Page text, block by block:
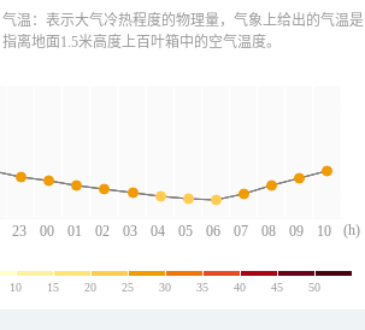
23 00 01 02 03 04 05 06 07 08 09 10
(h)
气温：表示大气冷热程度的物理量，气象上给出的气温是
指离地面1.5米高度上百叶箱中的空气温度。
10 15 20 25 30 35 40 45 50